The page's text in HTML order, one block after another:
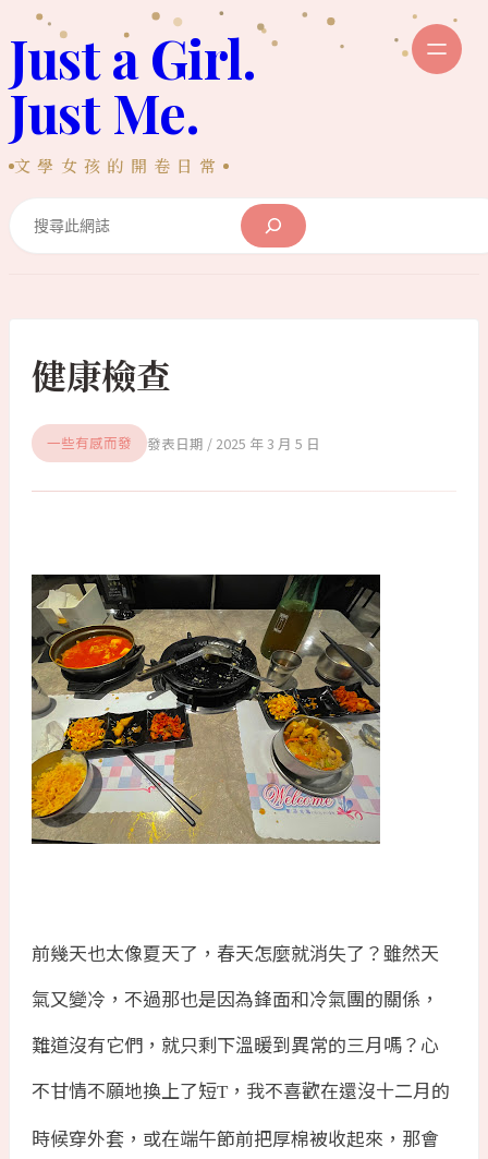
至
主
內
容
Just a Girl.
Just Me.
文學女孩的開卷日常
健康檢查
一些有感而發 2025 年 3 月 5 日
前幾天也太像夏天了，春天怎麼就消失了？雖然天
氣又變冷，不過那也是因為鋒面和冷氣團的關係，
難道沒有它們，就只剩下溫暖到異常的三月嗎？心
不甘情不願地換上了短T ，我不喜歡在還沒十二月的
時候穿外套，或在端午節前把厚棉被收起來，那會